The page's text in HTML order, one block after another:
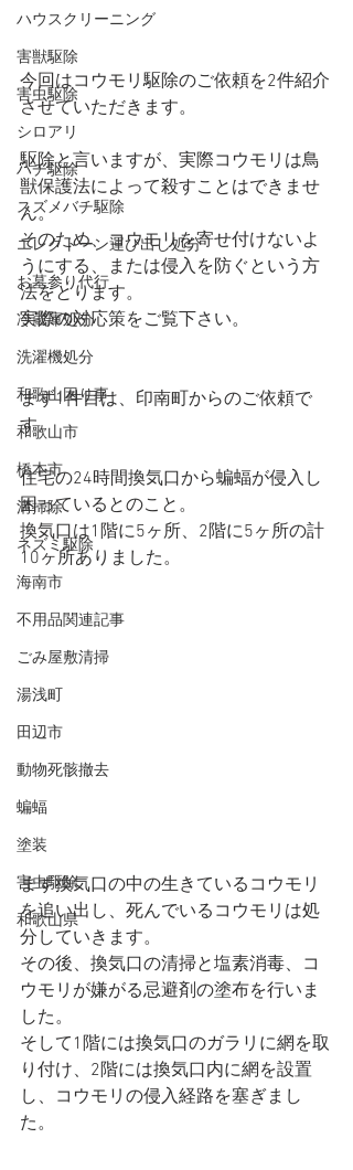
ハウスクリーニング
害獣駆除
害虫駆除
シロアリ
ハチ駆除
スズメバチ駆除
エレクトーン運び出し処分
お墓参り代行
冷蔵庫処分
洗濯機処分
和歌山困り事
和歌山市
橋本市
溝掃除
ネズミ駆除
海南市
不用品関連記事
ごみ屋敷清掃
湯浅町
田辺市
動物死骸撤去
蝙蝠
塗装
害虫駆除
和歌山県
今回はコウモリ駆除のご依頼を2件紹介
させていただきます。
駆除と言いますが、実際コウモリは鳥
獣保護法によって殺すことはできませ
ん。
そのため、コウモリを寄せ付けないよ
うにする、または侵入を防ぐという方
法をとります。
実際の対応策をご覧下さい。
まず1件目は、印南町からのご依頼で
す。
住宅の24時間換気口から蝙蝠が侵入し
困っているとのこと。
換気口は1階に5ヶ所、2階に5ヶ所の計
10ヶ所ありました。
まず換気口の中の生きているコウモリ
を追い出し、死んでいるコウモリは処
分していきます。
その後、換気口の清掃と塩素消毒、コ
ウモリが嫌がる忌避剤の塗布を行いま
した。
そして1階には換気口のガラリに網を取
り付け、2階には換気口内に網を設置
し、コウモリの侵入経路を塞ぎまし
た。